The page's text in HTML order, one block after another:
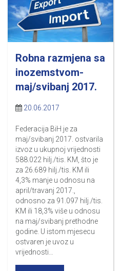
Robna razmjena sa
inozemstvom-
maj/svibanj 2017.
20.06.2017
Federacija BiH je za
maj/svibanj 2017. ostvarila
izvoz u ukupnoj vrijednosti
588.022 hilj./tis. KM, što je
za 26.689 hilj./tis. KM ili
4,3% manje u odnosu na
april/travanj 2017.,
odnosno za 91.097 hilj./tis.
KM ili 18,3% više u odnosu
na maj/svibanj prethodne
godine. U istom mjesecu
ostvaren je uvoz u
vrijednosti…